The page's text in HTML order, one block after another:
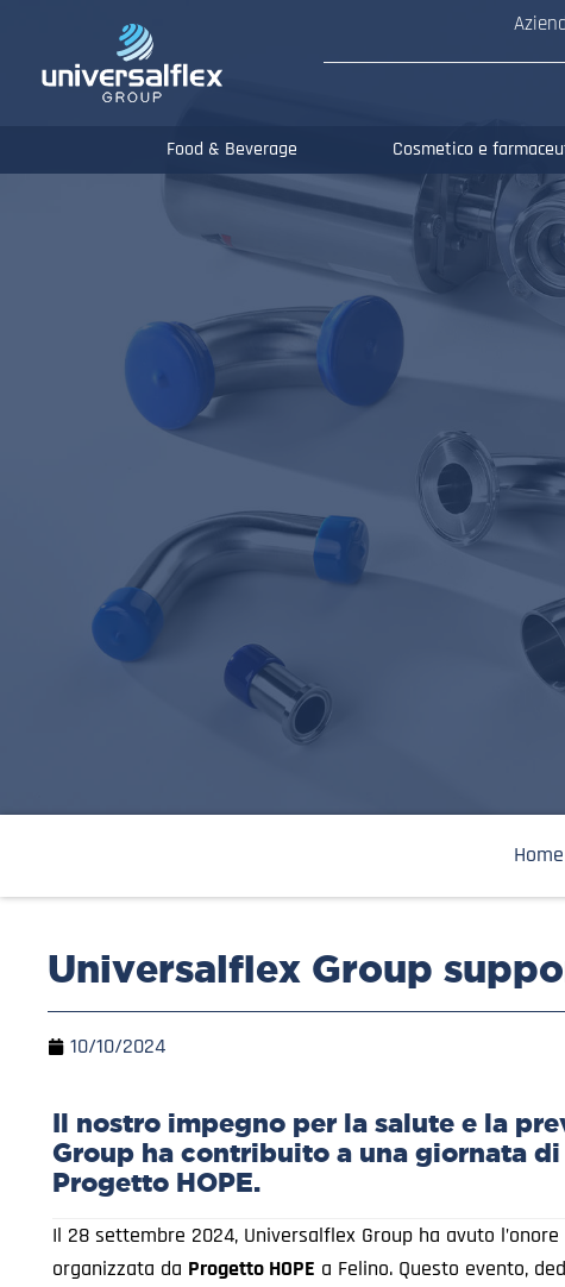
Food & Beverage Cosmetico e
Home
Universalflex Group
10/10/2024
Il nostro impegno per la salute e la
Group ha contribuito a una giornata
Progetto HOPE.
Il 28 settembre 2024, Universalflex Group ha avuto
organizzata da Progetto HOPE a Felino. Questo evento,